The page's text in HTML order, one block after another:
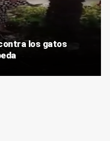
los gatos